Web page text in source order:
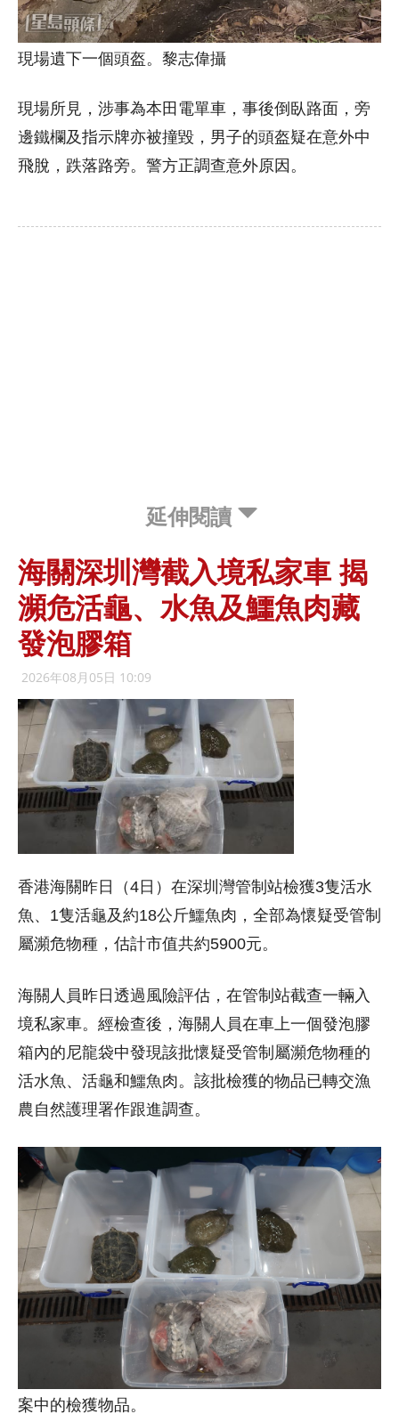
現場遺下一個頭盔。黎志偉攝
現場所見，涉事為本田電單車，事後倒臥路面，旁
邊鐵欄及指示牌亦被撞毀，男子的頭盔疑在意外中
飛脫，跌落路旁。警方正調查意外原因。
延伸閱讀
海關深圳灣截入境私家車 揭
瀕危活龜、水魚及鱷魚肉藏
發泡膠箱
2026年08月05日 10:09
香港海關昨日（4日）在深圳灣管制站檢獲3隻活水
魚、1隻活龜及約18公斤鱷魚肉，全部為懷疑受管制
屬瀕危物種，估計市值共約5900元。
海關人員昨日透過風險評估，在管制站截查一輛入
境私家車。經檢查後，海關人員在車上一個發泡膠
箱內的尼龍袋中發現該批懷疑受管制屬瀕危物種的
活水魚、活龜和鱷魚肉。該批檢獲的物品已轉交漁
農自然護理署作跟進調查。
案中的檢獲物品。